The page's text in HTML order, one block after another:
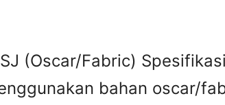
(Oscar/Fabric) Spesifikasi
bahan oscar/